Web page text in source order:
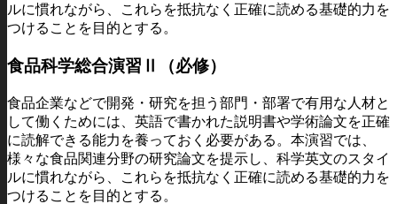
ルに慣れながら、これらを抵抗なく正確に読める基礎的力を
つけることを目的とする。
食品科学総合演習Ⅱ（必修）
食品企業などで開発・研究を担う部門・部署で有用な人材と
して働くためには、英語で書かれた説明書や学術論文を正確
に読解できる能力を養っておく必要がある。本演習では、
様々な食品関連分野の研究論文を提示し、科学英文のスタイ
ルに慣れながら、これらを抵抗なく正確に読める基礎的力を
つけることを目的とする。